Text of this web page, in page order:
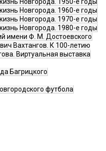
Новгорода. 1950-е годы
Новгорода. 1960-е годы
Новгорода. 1970-е годы
Новгорода. 1980-е годы
имени Ф. М. Достоевского
Вахтангов. К 100-летию
Виртуальная выставка
Багрицкого
футбола